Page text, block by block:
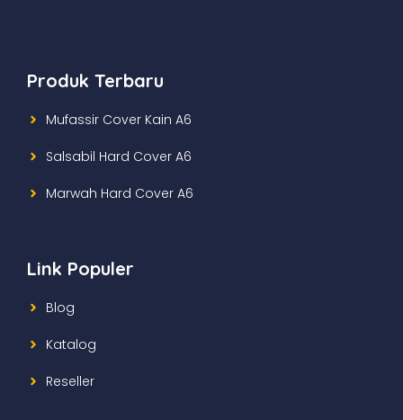
Produk Terbaru
Mufassir Cover Kain A6
Salsabil Hard Cover A6
Marwah Hard Cover A6
Link Populer
Blog
Katalog
Reseller